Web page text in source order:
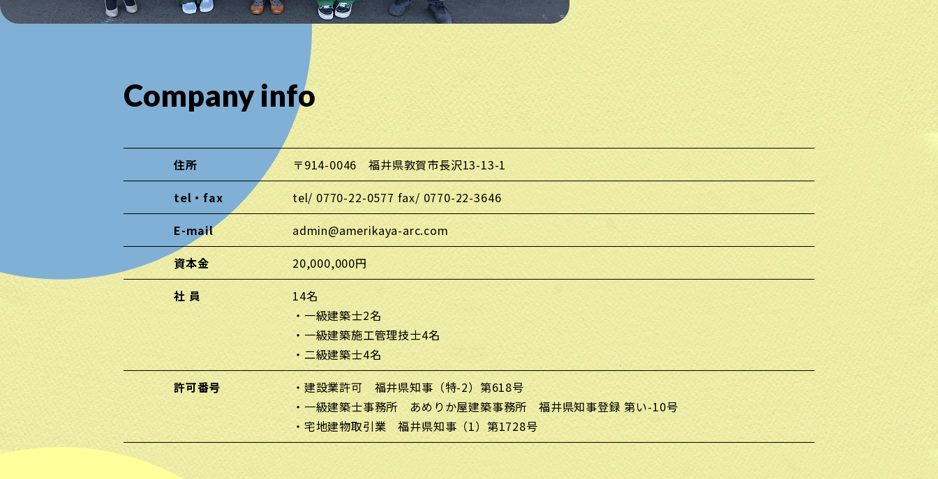
Company info
住所
〒914-0046 福井県敦賀市長沢13-13-1
tel・fax
tel/ 0770-22-0577 fax/ 0770-22-3646
E-mail
admin@amerikaya-arc.com
資本金
20,000,000円
社 員
14名
・一級建築士2名
・一級建築施工管理技士4名
・二級建築士4名
許可番号
・建設業許可 福井県知事（特-2）第618号
・一級建築士事務所 あめりか屋建築事務所 福井県知事登録 第い-10号
・宅地建物取引業 福井県知事（1）第1728号